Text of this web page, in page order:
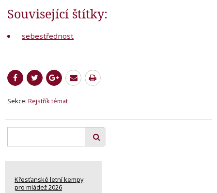
Související štítky:
sebestřednost
Sekce: Rejstřík témat
Křesťanské letní kempy
pro mládež 2026